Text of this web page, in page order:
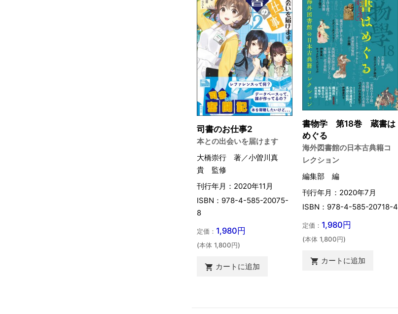
司書のお仕事2
本との出会いを届けます
大橋崇行 著／小曽川真
貴 監修
刊行年月：2020年11月
ISBN：978-4-585-20075-
8
定価： 1,980円
(本体 1,800円)
 カートに追加
書物学 第18巻 蔵書は
めぐる
海外図書館の日本古典籍コ
レクション
編集部 編
刊行年月：2020年7月
ISBN：978-4-585-20718-4
定価： 1,980円
(本体 1,800円)
 カートに追加